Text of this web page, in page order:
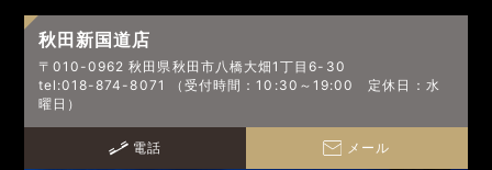
秋田新国道店
〒010-0962 秋田県秋田市八橋大畑1丁目6-30
tel:018-874-8071 （受付時間：10:30～19:00 定休日：水
曜日）
電話 メール